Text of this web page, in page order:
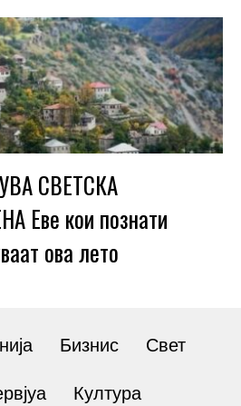
СВЕТСКА
Еве кои познати
ова лето
Бизнис Свет
Култура